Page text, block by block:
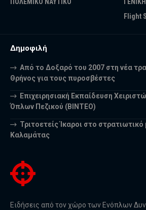
Flight
Δημοφιλή
Από το Δοξαρό του 2007 στη νέα
Θρήνος για τους πυροσβέστες
Επιχειρησιακή Εκπαίδευση
Όπλων Πεζικού (ΒΙΝΤΕΟ)
Τριτοετείς Ίκαροι στο
Καλαμάτας
Ειδήσεις από τον χώρο των Ενόπλων